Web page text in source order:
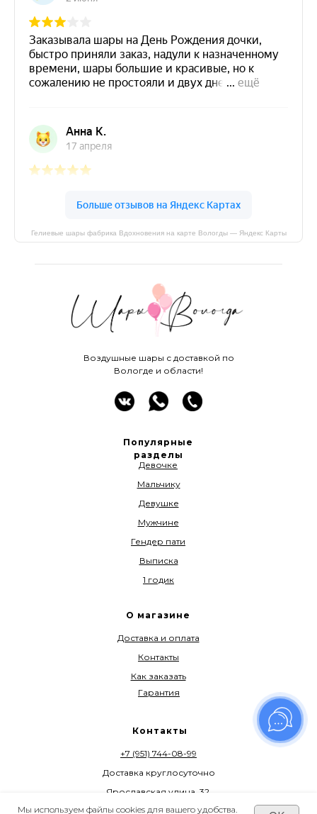
Гелиевые шары фабрика Вдохновения на карте Вологды — Яндекс Карты
Воздушные шары с доставкой по
Вологде и области!
Контакты
+7 (951) 744-08-99
Доставка круглосуточно
Ярославская улица, 32,
Вологда
Политика конфиденциальности
О магазине
Доставка и оплата
Контакты
Как заказать
Гарантия
Популярные
разделы
Девочке
Мальчику
Девушке
Мужчине
Гендер пати
Выписка
1 годик
Мы используем файлы cookies для вашего удобства.